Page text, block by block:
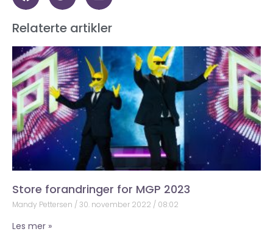
Relaterte artikler
Store forandringer for MGP 2023
Mandy Pettersen 30. november 2022 08:02
Les mer »